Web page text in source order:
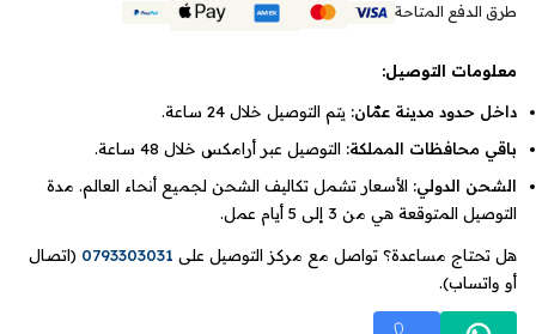
طرق الدفع المتاحة
معلومات التوصيل:
داخل حدود مدينة عمّان: يتم التوصيل خلال 24 ساعة.
باقي محافظات المملكة: التوصيل عبر أرامكس خلال 48 ساعة.
الشحن الدولي: الأسعار تشمل تكاليف الشحن لجميع أنحاء العالم. مدة
التوصيل المتوقعة هي من 3 إلى 5 أيام عمل.
هل تحتاج مساعدة؟ تواصل مع مركز التوصيل على 0793303031 (اتصال
أو واتساب).